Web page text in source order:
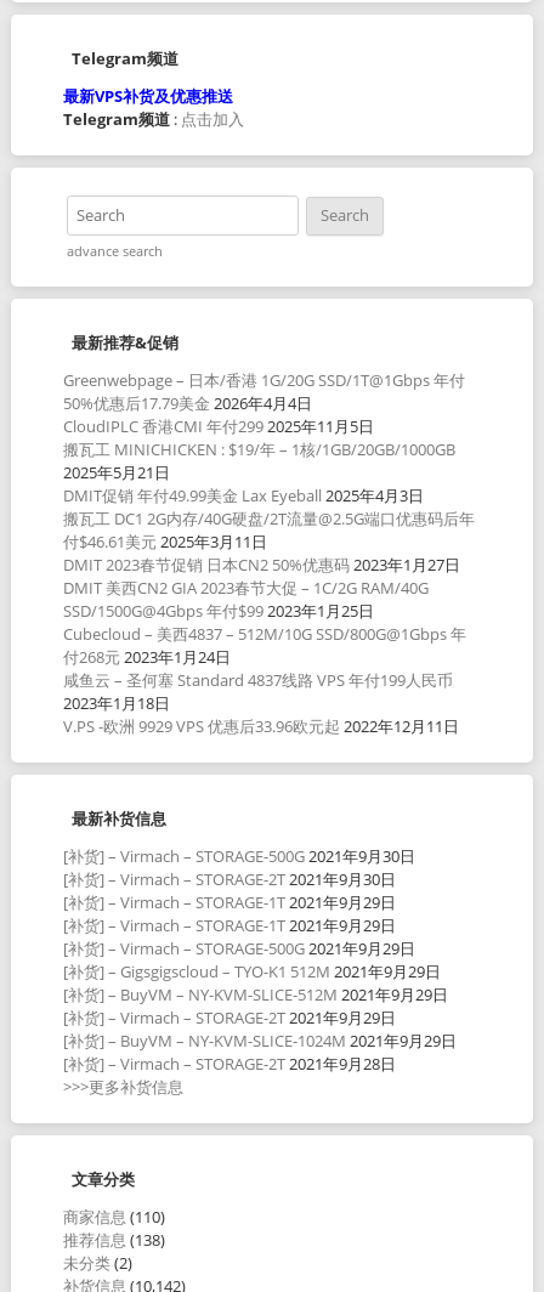
Telegram频道
最新VPS补货及优惠推送
Telegram频道: 点击加入
advance search
最新推荐&促销
Greenwebpage – 日本/香港 1G/20G SSD/1T@1Gbps 年付
50%优惠后17.79美金 2026年4月4日
CloudIPLC 香港CMI 年付2992025年11月5日
搬瓦工 MINICHICKEN : $19/年 – 1核/1GB/20GB/1000GB
2025年5月21日
DMIT促销 年付49.99美金 Lax Eyeball 2025年4月3日
搬瓦工 DC1 2G内存/40G硬盘/2T流量@2.5G端口优惠码后年
付$46.61美元2025年3月11日
DMIT 2023春节促销 日本CN2 50%优惠码2023年1月27日
DMIT 美西CN2 GIA 2023春节大促 – 1C/2G RAM/40G
SSD/1500G@4Gbps 年付$992023年1月25日
Cubecloud – 美西4837 – 512M/10G SSD/800G@1Gbps 年
付268元2023年1月24日
咸鱼云 – 圣何塞 Standard 4837线路 VPS 年付199人民币
2023年1月18日
V.PS -欧洲 9929 VPS 优惠后33.96欧元起 2022年12月11日
最新补货信息
[补货] – Virmach – STORAGE-500G2021年9月30日
[补货] – Virmach – STORAGE-2T2021年9月30日
[补货] – Virmach – STORAGE-1T2021年9月29日
[补货] – Virmach – STORAGE-1T2021年9月29日
[补货] – Virmach – STORAGE-500G2021年9月29日
[补货] – Gigsgigscloud – TYO-K1 512M 2021年9月29日
[补货] – BuyVM – NY-KVM-SLICE-512M 2021年9月29日
[补货] – Virmach – STORAGE-2T2021年9月29日
[补货] – BuyVM – NY-KVM-SLICE-1024M 2021年9月29日
[补货] – Virmach – STORAGE-2T2021年9月28日
>>>更多补货信息
文章分类
商家信息 (110)
推荐信息 (138)
未分类(2)
补货信息 (10,142)